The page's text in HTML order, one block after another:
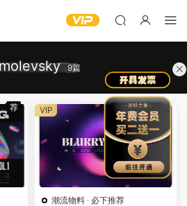
9篇
荐
潮流物料 · 必下推荐
VIP